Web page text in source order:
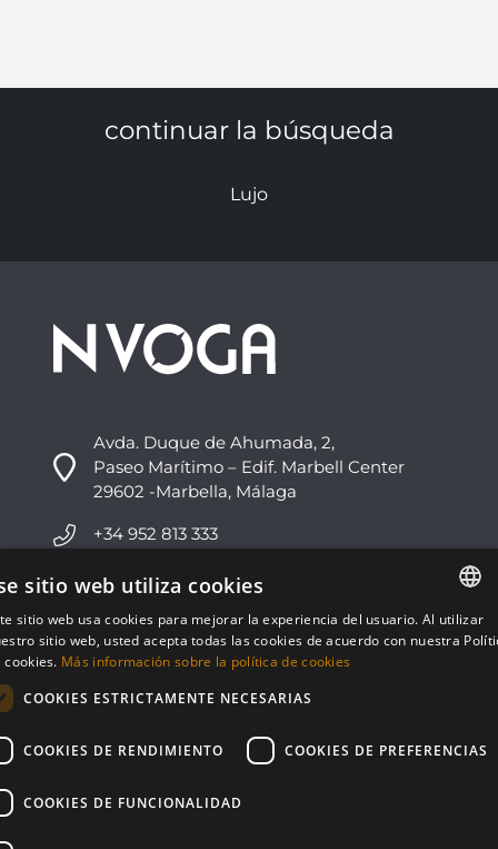
continuar la búsqueda
Lujo
Avda. Duque de Ahumada, 2,
Paseo Marítimo – Edif. Marbell Center
29602 -Marbella, Málaga
+34 952 813 333
info@nvoga.com
C. del Ciervo, 1D
Urbanización Los Monteros
ENGLISH
sitio web utiliza cookies
sitio web usa cookies para mejorar la experiencia del usuario. Al utilizar
sitio web, usted acepta todas las cookies de acuerdo con nuestra
cookies. Más información sobre la política de cookies
COOKIES ESTRICTAMENTE NECESARIAS
COOKIES DE RENDIMIENTO COOKIES DE PREFERENCIAS
COOKIES DE FUNCIONALIDAD